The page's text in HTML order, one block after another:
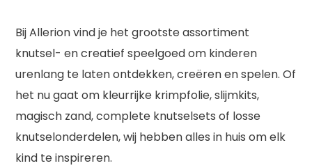
Bij Allerion vind je het grootste assortiment
knutsel- en creatief speelgoed om kinderen
urenlang te laten ontdekken, creëren en spelen. Of
het nu gaat om kleurrijke krimpfolie, slijmkits,
magisch zand, complete knutselsets of losse
knutselonderdelen, wij hebben alles in huis om elk
kind te inspireren.